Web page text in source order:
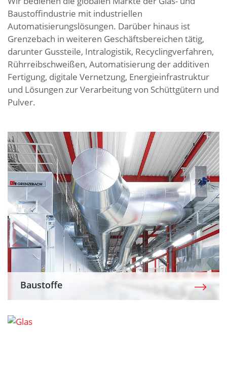
Baustoffindustrie mit industriellen
Automatisierungslösungen. Darüber hinaus ist
Grenzebach in weiteren Geschäftsbereichen tätig,
darunter Gussteile, Intralogistik, Recyclingverfahren,
Rührreibschweißen, Automatisierung der additiven
Fertigung, digitale Vernetzung, Energieinfrastruktur
und Lösungen zur Verarbeitung von Schüttgütern und
Pulver.
Baustoffe